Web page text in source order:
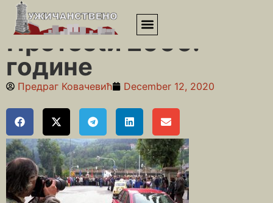
Почетна»Протесtи 2000. године
Протесtи 2000.
године
Предраг Ковачевић December 12, 2020